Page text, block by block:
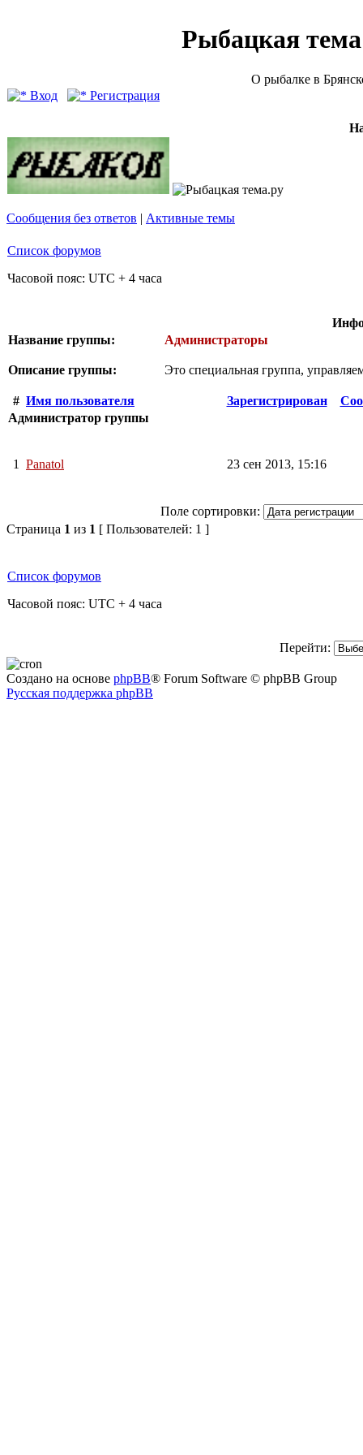
Рыбацкая
О рыбалке в
Вход
Регистрация
Сообщения без ответов | Активные темы
Список форумов
Часовой пояс: UTC + 4 часа
Название группы:
Администраторы
Описание группы: Это специальная группа,
# Имя пользователя Зарегистрирован
Администратор группы
1 Panatol 23 сен 2013, 15:16
Поле сортировки:
Страница 1 из 1 [ Пользователей: 1 ]
Список форумов
Часовой пояс: UTC + 4 часа
Перейти:
Создано на основе phpBB® Forum Software © phpBB Group
Русская поддержка phpBB